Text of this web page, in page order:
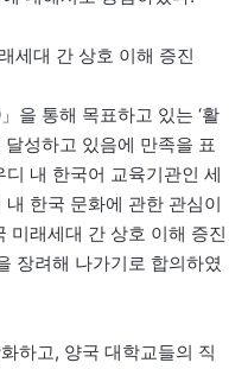
세대 간 상호 이해 증진
을 통해 목표하고 있는 ‘활
달성하고 있음에 만족을 표
내 한국어 교육기관인 세
한국 문화에 관한 관심이
미래세대 간 상호 이해 증진
장려해 나가기로 합의하였
하고, 양국 대학교들의 직